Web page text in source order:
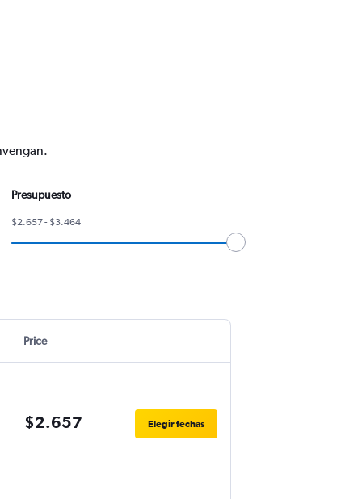
Presupuesto
$2.657 - $3.464
Price
$2.657 Elegir fechas